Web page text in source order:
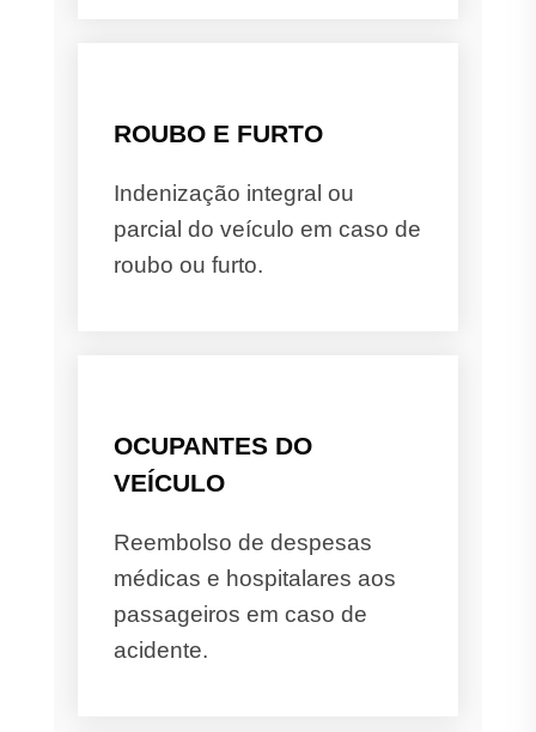
ROUBO E FURTO
Indenização integral ou
parcial do veículo em caso de
roubo ou furto.
OCUPANTES DO
VEÍCULO
Reembolso de despesas
médicas e hospitalares aos
passageiros em caso de
acidente.